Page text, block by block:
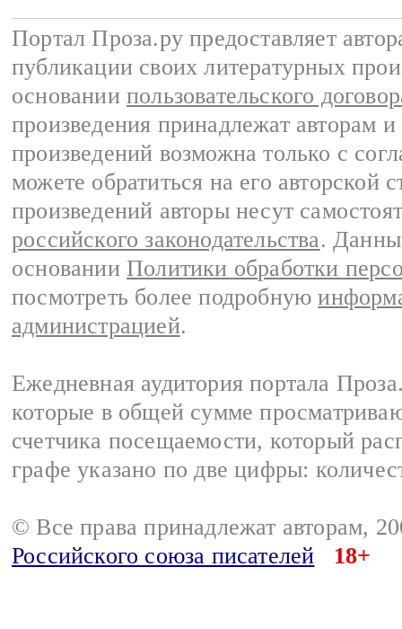
Портал Проза.ру предоставляет
публикации своих литературных
основании пользовательского
произведения принадлежат авторам
произведений возможна только с
можете обратиться на его авторской
произведений авторы несут
российского законодательства.
основании Политики обработки
посмотреть более подробную
администрацией.
Ежедневная аудитория портала
которые в общей сумме
счетчика посещаемости, который
графе указано по две цифры:
© Все права принадлежат авторам,
Российского союза писателей
18+